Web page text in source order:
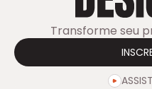
Transforme seu